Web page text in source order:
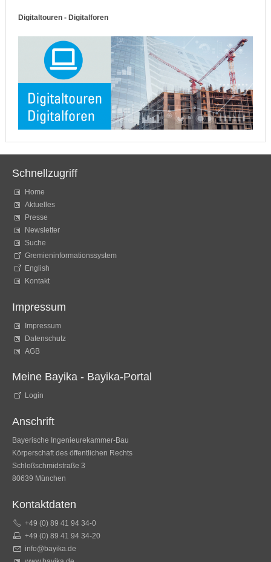
Digitaltouren - Digitalforen
Schnellzugriff
Home
Aktuelles
Presse
Newsletter
Suche
Gremieninformationssystem
English
Kontakt
Impressum
Impressum
Datenschutz
AGB
Meine Bayika - Bayika-Portal
Login
Anschrift
Bayerische Ingenieurekammer-Bau
Körperschaft des öffentlichen Rechts
Schloßschmidstraße 3
80639 München
Kontaktdaten
+49 (0) 89 41 94 34-0
+49 (0) 89 41 94 34-20
info@bayika.de